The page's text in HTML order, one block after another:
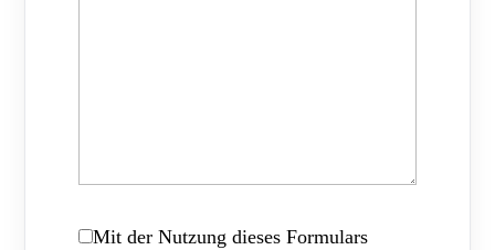
Mit der Nutzung dieses Formulars